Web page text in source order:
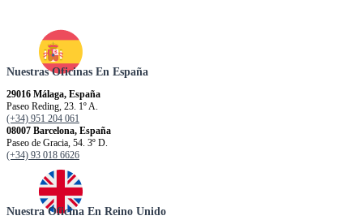
Nuestras Oficinas En España
29016 Málaga, España
Paseo Reding, 23. 1º A.
(+34) 951 204 061
08007 Barcelona, España
Paseo de Gracia, 54. 3º D.
(+34) 93 018 6626
Nuestra Oficina En Reino Unido